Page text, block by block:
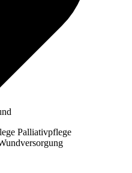
Palliativpflege